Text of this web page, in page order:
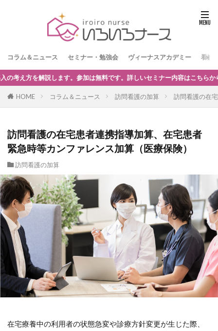
コラム＆ニュース セミナー・勉強会 ヴィーナスアカデミー 看護
容はこちらからどうぞ。
HOME コラム＆ニュース 訪問看護の加算 訪問看護の在
訪問看護の在宅患者連携指導加算、在宅患者
緊急時等カンファレンス加算（医療保険）
訪問看護の加算
在宅療養中の利用者の状態急変や診療方針変更が生じた際、